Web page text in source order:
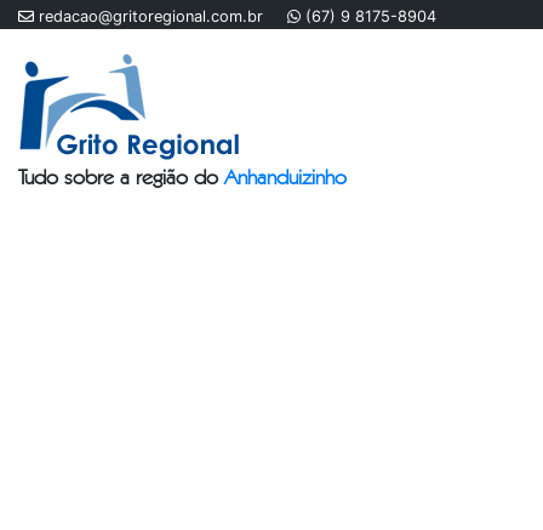
redacao@gritoregional.com.br (67) 9 8175-8904
Tudo sobre a região doAnhanduizinho